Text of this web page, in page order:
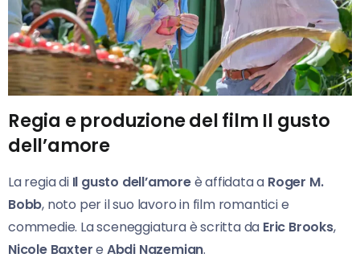
Regia e produzione del film Il gusto
dell’amore
La regia di Il gusto dell’amoreè affidata a Roger M.
Bobb, noto per il suo lavoro in film romantici e
commedie. La sceneggiatura è scritta da Eric Brooks,
Nicole Baxtere Abdi Nazemian.